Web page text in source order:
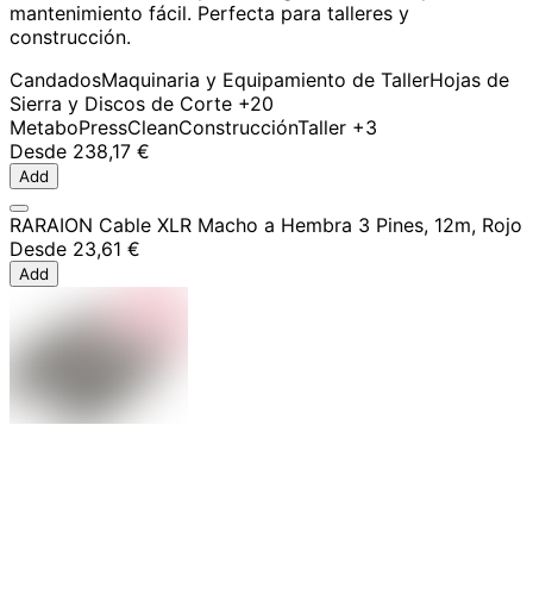
mantenimiento fácil. Perfecta para talleres y
construcción.
CandadosMaquinaria y Equipamiento de TallerHojas de
Sierra y Discos de Corte +20
MetaboPressCleanConstrucciónTaller +3
Desde 238,17 €
Add
RARAION Cable XLR Macho a Hembra 3 Pines, 12m, Rojo
Desde 23,61 €
Add